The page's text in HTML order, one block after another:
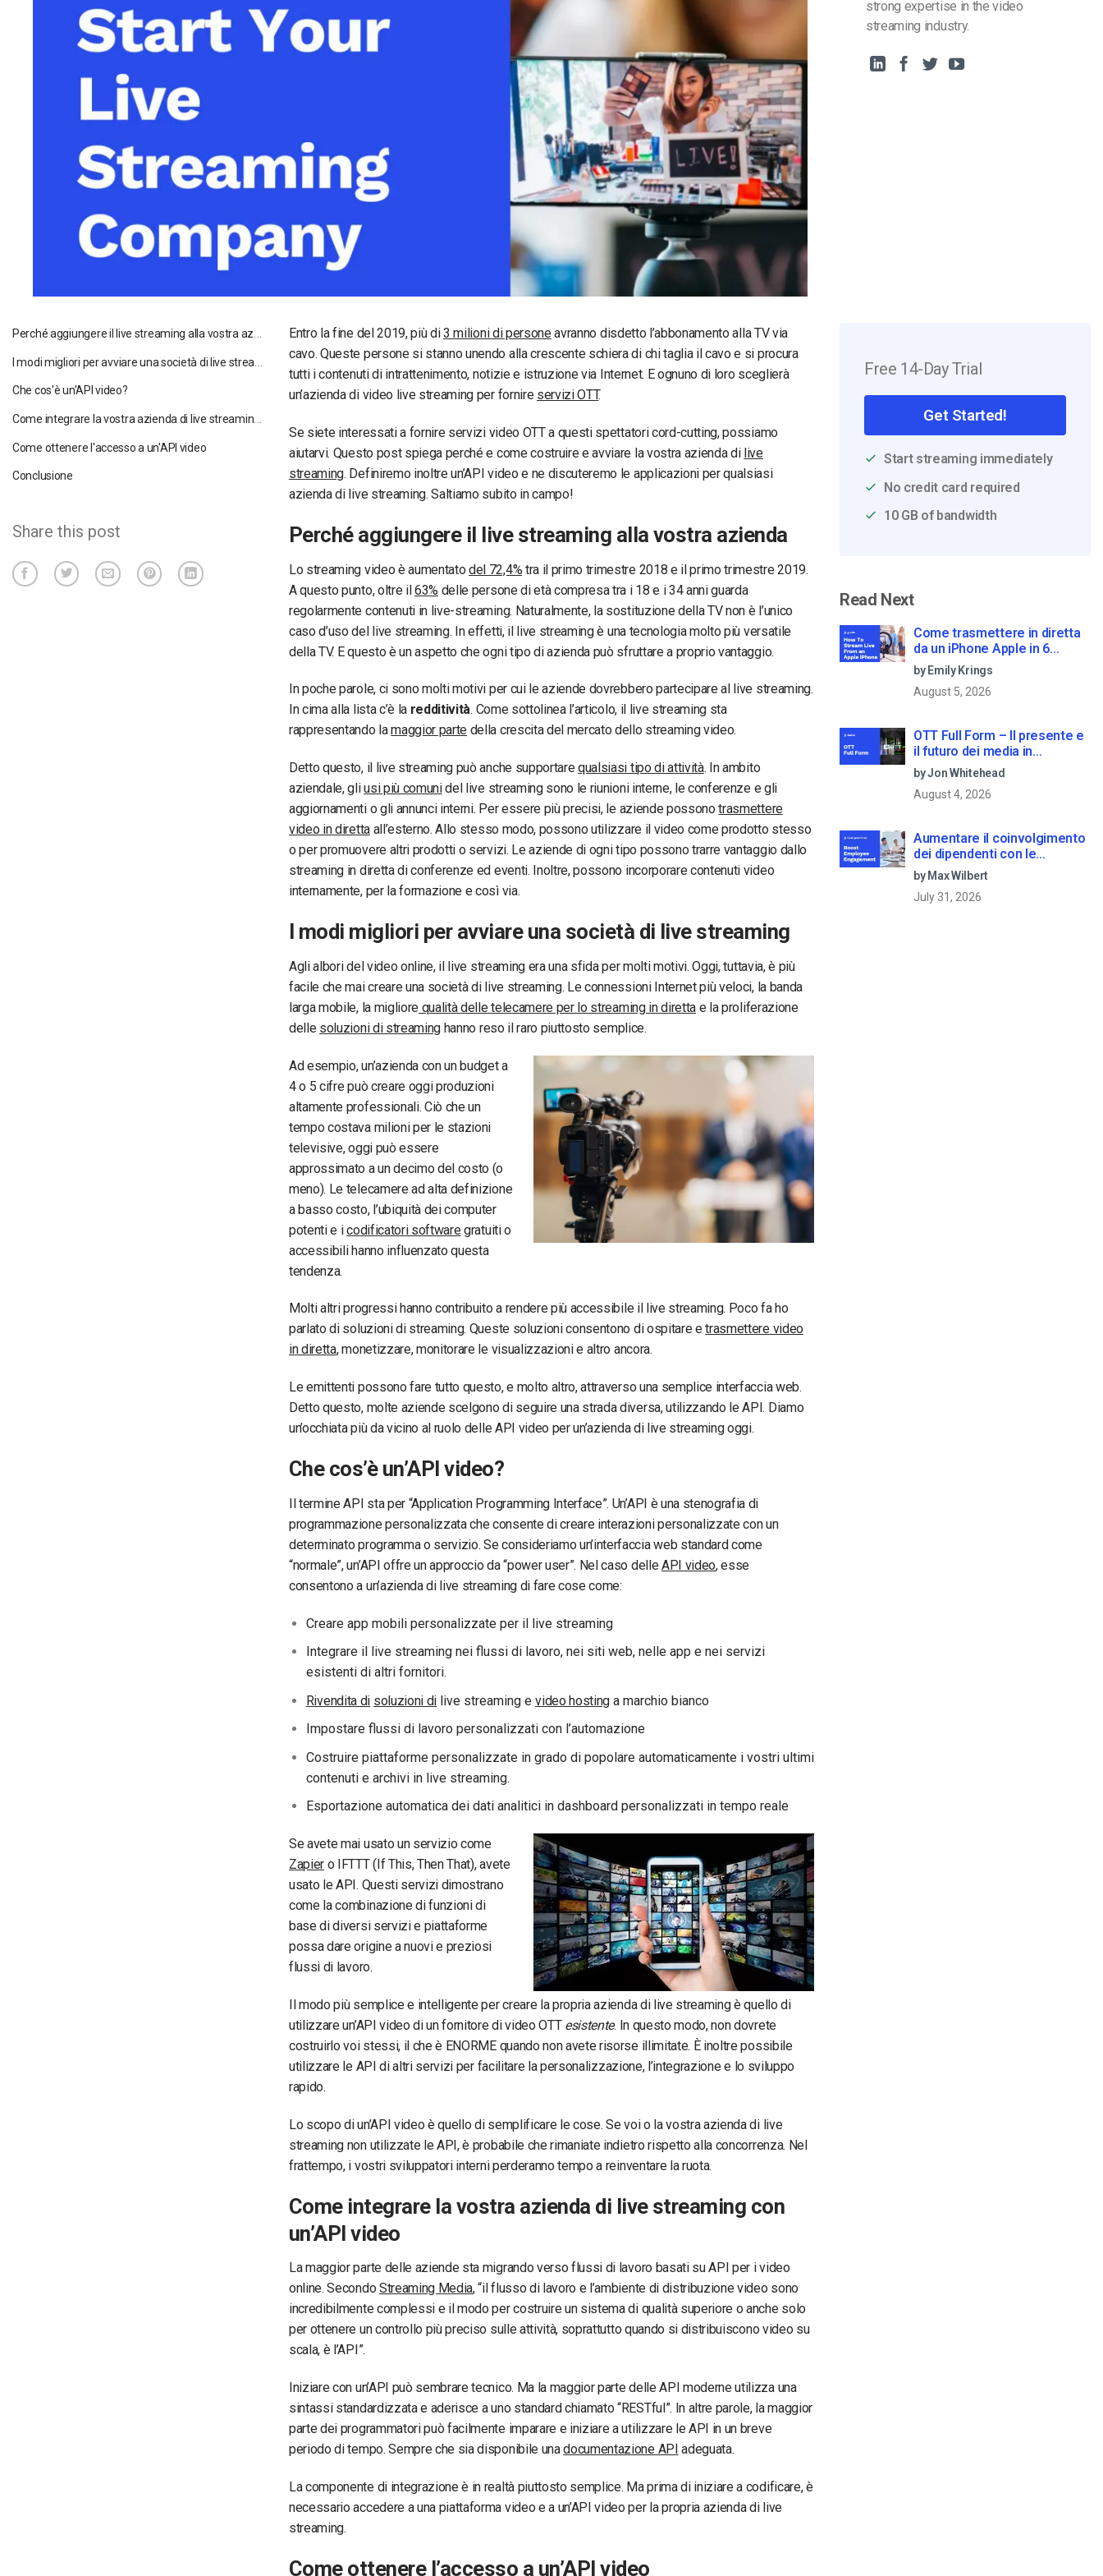
Video CMS
Privacy e Sicurezza
Monetizzazione Video
strong expertise in the video
streaming industry.
Perché aggiungere il live streaming alla vostra azienda
Che cos'è un'API video?
Come integrare la vostra azienda di live streaming con un'API video
Come ottenere l'accesso a un'API video
Conclusione
Share this post
Entro la fine del 2019, più di3 milioni di personeavranno disdetto l’abbonamento alla TV via
cavo. Queste persone si stanno unendo alla crescente schiera di chi taglia il cavo e si procura
tutti i contenuti di intrattenimento, notizie e istruzione via Internet. E ognuno di loro sceglierà
un’azienda di video live streaming per fornire servizi OTT.
Se siete interessati a fornire servizi video OTT a questi spettatori cord-cutting, possiamo
aiutarvi. Questo post spiega perché e come costruire e avviare la vostra azienda di live
streaming. Definiremo inoltre un’API video e ne discuteremo le applicazioni per qualsiasi
azienda di live streaming. Saltiamo subito in campo!
Perché aggiungere il live streaming alla vostra azienda
Lo streaming video è aumentatodel 72,4% tra il primo trimestre 2018 e il primo trimestre 2019.
A questo punto, oltre il63% delle persone di età compresa tra i 18 e i 34 anni guarda
regolarmente contenuti in live-streaming. Naturalmente, la sostituzione della TV non è l’unico
caso d’uso del live streaming. In effetti, il live streaming è una tecnologia molto più versatile
della TV. E questo è un aspetto che ogni tipo di azienda può sfruttare a proprio vantaggio.
In poche parole, ci sono molti motivi per cui le aziende dovrebbero partecipare al live streaming.
In cima alla lista c’è la redditività. Come sottolinea l’articolo, il live streaming sta
rappresentando lamaggior parte della crescita del mercato dello streaming video.
Detto questo, il live streaming può anche supportarequalsiasi tipo di attività. In ambito
aziendale, gliusi più comunidel live streaming sono le riunioni interne, le conferenze e gli
aggiornamenti o gli annunci interni. Per essere più precisi, le aziende possonotrasmettere
video in direttaall’esterno. Allo stesso modo, possono utilizzare il video come prodotto stesso
o per promuovere altri prodotti o servizi. Le aziende di ogni tipo possono trarre vantaggio dallo
streaming in diretta di conferenze ed eventi. Inoltre, possono incorporare contenuti video
internamente, per la formazione e così via.
I modi migliori per avviare una società di live streaming
Agli albori del video online, il live streaming era una sfida per molti motivi. Oggi, tuttavia, è più
facile che mai creare una società di live streaming. Le connessioni Internet più veloci, la banda
larga mobile, la migliore qualità delle telecamere per lo streaming in diretta e la proliferazione
delle soluzioni di streaming hanno reso il raro piuttosto semplice.
Ad esempio, un’azienda con un budget a
4 o 5 cifre può creare oggi produzioni
altamente professionali. Ciò che un
tempo costava milioni per le stazioni
televisive, oggi può essere
approssimato a un decimo del costo (o
meno). Le telecamere ad alta definizione
a basso costo, l’ubiquità dei computer
potenti e icodificatori softwaregratuiti o
accessibili hanno influenzato questa
tendenza.
Molti altri progressi hanno contribuito a rendere più accessibile il live streaming. Poco fa ho
parlato di soluzioni di streaming. Queste soluzioni consentono di ospitare etrasmettere video
in diretta, monetizzare, monitorare le visualizzazioni e altro ancora.
Le emittenti possono fare tutto questo, e molto altro, attraverso una semplice interfaccia web.
Detto questo, molte aziende scelgono di seguire una strada diversa, utilizzando le API. Diamo
un’occhiata più da vicino al ruolo delle API video per un’azienda di live streaming oggi.
Che cos’è un’API video?
Il termine API sta per “Application Programming Interface”. Un’API è una stenografia di
programmazione personalizzata che consente di creare interazioni personalizzate con un
determinato programma o servizio. Se consideriamo un’interfaccia web standard come
“normale”, un’API offre un approccio da “power user”. Nel caso delleAPI video, esse
consentono a un’azienda di live streaming di fare cose come:
Creare app mobili personalizzate per il live streaming
Integrare il live streaming nei flussi di lavoro, nei siti web, nelle app e nei servizi
esistenti di altri fornitori.
Rivendita di soluzioni di live streaming evideo hostinga marchio bianco
Impostare flussi di lavoro personalizzati con l’automazione
Costruire piattaforme personalizzate in grado di popolare automaticamente i vostri ultimi
contenuti e archivi in live streaming.
Esportazione automatica dei dati analitici in dashboard personalizzati in tempo reale
Se avete mai usato un servizio come
Zapier o IFTTT (If This, Then That), avete
usato le API. Questi servizi dimostrano
come la combinazione di funzioni di
base di diversi servizi e piattaforme
possa dare origine a nuovi e preziosi
flussi di lavoro.
Il modo più semplice e intelligente per creare la propria azienda di live streaming è quello di
utilizzare un’API video di un fornitore di video OTT esistente. In questo modo, non dovrete
costruirlo voi stessi, il che è ENORME quando non avete risorse illimitate. È inoltre possibile
utilizzare le API di altri servizi per facilitare la personalizzazione, l’integrazione e lo sviluppo
rapido.
Lo scopo di un’API video è quello di semplificare le cose. Se voi o la vostra azienda di live
streaming non utilizzate le API, è probabile che rimaniate indietro rispetto alla concorrenza. Nel
frattempo, i vostri sviluppatori interni perderanno tempo a reinventare la ruota.
Come integrare la vostra azienda di live streaming con
un’API video
La maggior parte delle aziende sta migrando verso flussi di lavoro basati su API per i video
online. SecondoStreaming Media, “il flusso di lavoro e l’ambiente di distribuzione video sono
incredibilmente complessi e il modo per costruire un sistema di qualità superiore o anche solo
per ottenere un controllo più preciso sulle attività, soprattutto quando si distribuiscono video su
scala, è l’API”.
Iniziare con un’API può sembrare tecnico. Ma la maggior parte delle API moderne utilizza una
sintassi standardizzata e aderisce a uno standard chiamato “RESTful”. In altre parole, la maggior
parte dei programmatori può facilmente imparare e iniziare a utilizzare le API in un breve
periodo di tempo. Sempre che sia disponibile unadocumentazione API adeguata.
La componente di integrazione è in realtà piuttosto semplice. Ma prima di iniziare a codificare, è
necessario accedere a una piattaforma video e a un’API video per la propria azienda di live
streaming.
Come ottenere l’accesso a un’API video
Free 14-Day Trial
Get Started!
Start streaming immediately
No credit card required
10 GB of bandwidth
Read Next
Come trasmettere in diretta
da un iPhone Apple in 6
semplici passi
by Emily Krings
August 5, 2026
OTT Full Form – Il presente e
il futuro dei media in
streaming
by Jon Whitehead
August 4, 2026
Aumentare il coinvolgimento
dei dipendenti con le
comunicazioni aziendali in
live streaming
by Max Wilbert
July 31, 2026